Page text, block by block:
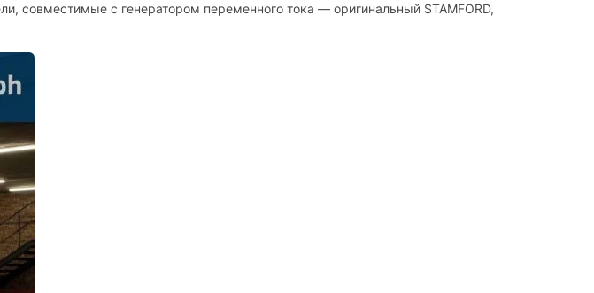
совместимые с генератором переменного тока — оригинальный STAMFORD,